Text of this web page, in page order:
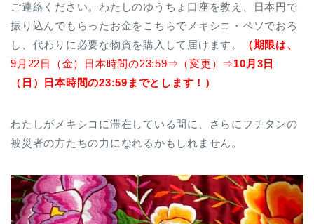
ご連絡ください。わたしのゆうちょ口座を教え、日本円で
振り込んでもらったお金をこちらでメキシコ・ペソでおろ
し、代わりに必要な物資を購入して届けます。
（期限は、
9月22日（金）日本時間の23:59⇒（変更）⇒10 月3 日
（日）日本時間の23:59までとします！）
わたしがメキシコに滞在している間に、さらにフチタンの
被災者の方たちの力になれるかもしれません。